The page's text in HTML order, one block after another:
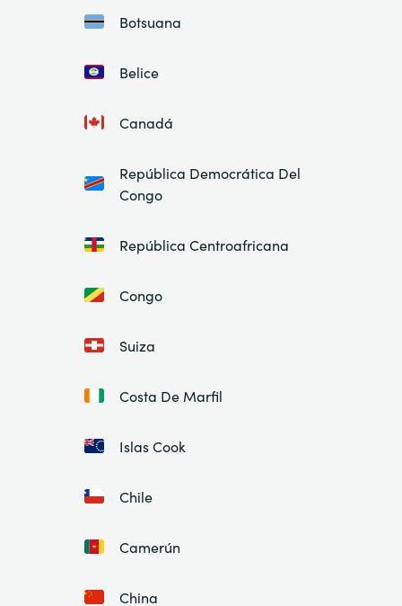
Botsuana
Belice
Canadá
República Democrática Del
Congo
República Centroafricana
Congo
Suiza
Costa De Marfil
Islas Cook
Chile
Camerún
China